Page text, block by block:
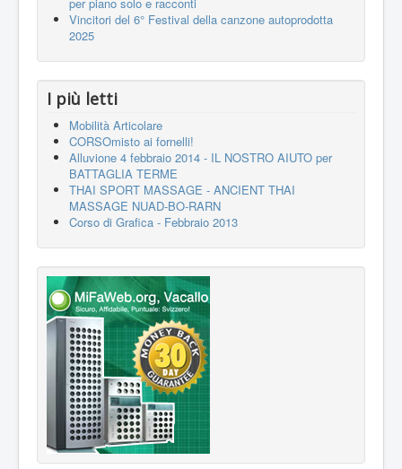
Vincitori del 6° Festival della canzone autoprodotta
2025
I più letti
Mobilità Articolare
CORSOmisto ai fornelli!
Alluvione 4 febbraio 2014 - IL NOSTRO AIUTO per
BATTAGLIA TERME
THAI SPORT MASSAGE - ANCIENT THAI
MASSAGE NUAD-BO-RARN
Corso di Grafica - Febbraio 2013